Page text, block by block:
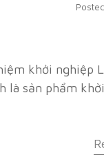
khởi nghiệp
là sản phẩm